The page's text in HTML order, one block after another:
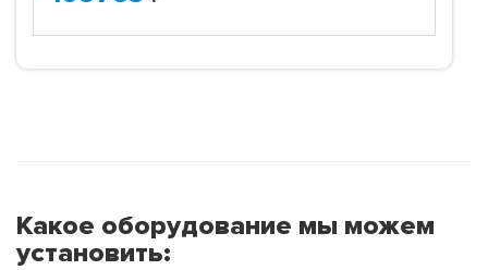
Какое оборудование мы можем
установить: